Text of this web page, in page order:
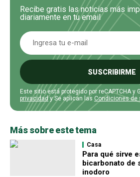
Recibe gratis las noticias más
diariamente en tu email
SUSCRIBIRME
Este sitio está protegido por reCAPTCHA y
privacidady Se aplican las Condiciones de
Más sobre este tema
Casa
Para qué sirve
bicarbonato de
inodoro